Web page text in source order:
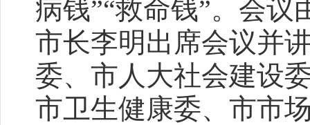
病钱”“救命钱”。会
市长李明出席会议并
委、市人大社会建设
市卫生健康委、市市